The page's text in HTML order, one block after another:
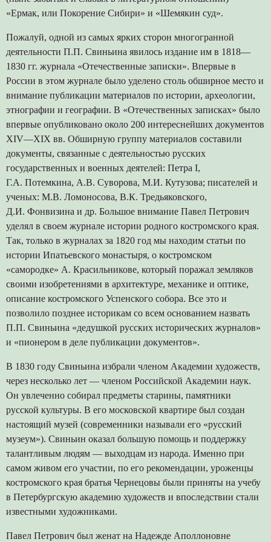
«Ермак, или Покорение Сибири» и «Шемякин суд».
Пожалуй, одной из самых ярких сторон многогранной
деятельности П.П. Свиньина явилось издание им в 1818—
1830 гг. журнала «Отечественные записки». Впервые в
России в этом журнале было уделено столь обширное место и
внимание публикации материалов по истории, археологии,
этнографии и географии. В «Отечественных записках» было
впервые опубликовано около 200 интереснейших документов
XIV—XIX вв. Обширную группу материалов составили
документы, связанные с деятельностью русских
государственных и военных деятелей: Петра I,
Г.А. Потемкина, А.В. Суворова, М.И. Кутузова; писателей и
ученых: М.В. Ломоносова, В.К. Тредьяковского,
Д.И. Фонвизина и др. Большое внимание Павел Петрович
уделял в своем журнале истории родного костромского края.
Так, только в журналах за 1820 год мы находим статьи по
истории Ипатьевского монастыря, о костромском
«самородке» А. Красильникове, который поражал земляков
своими изобретениями в архитектуре, механике и оптике,
описание костромского Успенского собора. Все это и
позволило позднее историкам со всем основанием назвать
П.П. Свиньина «дедушкой русских исторических журналов»
и «пионером в деле публикации документов».
В 1830 году Свиньина избрали членом Академии художеств,
через несколько лет — членом Российской Академии наук.
Он увлеченно собирал предметы старины, памятники
русской культуры. В его московской квартире был создан
настоящий музей (современники называли его «русский
музеум»). Свиньин оказал большую помощь и поддержку
талантливым людям — выходцам из народа. Именно при
самом живом его участии, по его рекомендации, уроженцы
костромского края братья Чернецовы были приняты на учебу
в Петербургскую академию художеств и впоследствии стали
известными художниками.
Павел Петрович был женат на Надежде Аполлоновне